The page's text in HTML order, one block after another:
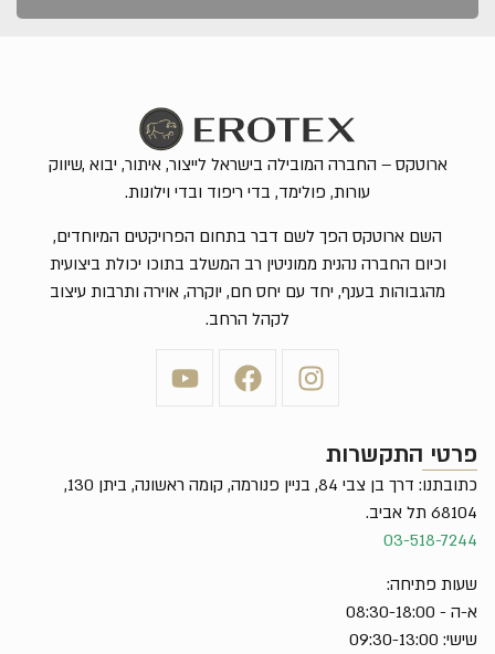
פרטי התקשרות
כתובתנו: דרך בן צבי 84, בניין פנורמה, קומה ראשונה, ביתן 130,
68104 תל אביב.
03-518-7244
שעות פתיחה:
א-ה - 08:30-18:00
שישי: 09:30-13:00
ארוטקס – החברה המובילה בישראל לייצור, איתור, יבוא ,שיווק
עורות, פולימד, בדי ריפוד ובדי וילונות.
השם ארוטקס הפך לשם דבר בתחום הפרויקטים המיוחדים,
וכיום החברה נהנית ממוניטין רב המשלב בתוכו יכולת ביצועית
מהגבוהות בענף, יחד עם יחס חם, יוקרה, אוירה ותרבות עיצוב
לקהל הרחב.